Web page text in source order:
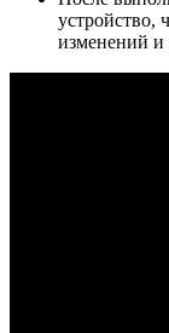
устройство,
изменений и